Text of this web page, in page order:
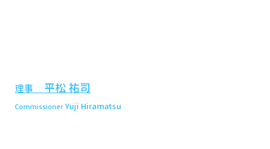
理事 平松 祐司
CommissionerYuji Hiramatsu